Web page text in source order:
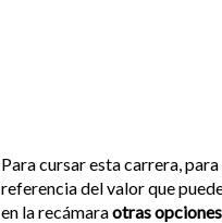
Para cursar esta carrera, para
referencia del valor que
en la recámaraotras opciones